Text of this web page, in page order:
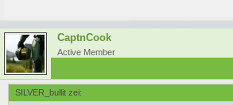
CaptnCook
Active Member
SILVER_bullit zei: